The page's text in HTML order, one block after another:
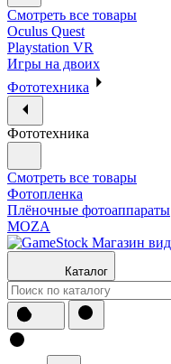
Смотреть все товары
Oculus Quest
Playstation VR
Игры на двоих
Фототехника
Фототехника
Смотреть все товары
Фотопленка
Плёночные фотоаппараты
MOZA
Каталог